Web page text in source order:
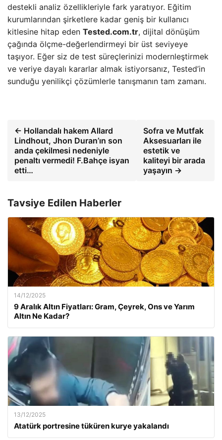
destekli analiz özellikleriyle fark yaratıyor. Eğitim
kurumlarından şirketlere kadar geniş bir kullanıcı
kitlesine hitap eden Tested.com.tr, dijital dönüşüm
çağında ölçme-değerlendirmeyi bir üst seviyeye
taşıyor. Eğer siz de test süreçlerinizi modernleştirmek
ve veriye dayalı kararlar almak istiyorsanız, Tested’in
sunduğu yenilikçi çözümlerle tanışmanın tam zamanı.
← Hollandalı hakem Allard
Lindhout, Jhon Duran’ın son
anda çekilmesi nedeniyle
penaltı vermedi! F.Bahçe isyan
etti…
Sofra ve Mutfak
Aksesuarları ile
estetik ve
kaliteyi bir arada
yaşayın →
Tavsiye Edilen Haberler
14/12/2025
9 Aralık Altın Fiyatları: Gram, Çeyrek, Ons ve Yarım
Altın Ne Kadar?
13/12/2025
Atatürk portresine tüküren kurye yakalandı